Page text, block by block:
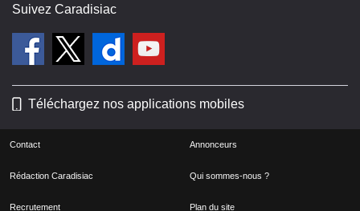
Suivez Caradisiac
Téléchargez nos applications mobiles
Contact Annonceurs
Rédaction Caradisiac Qui sommes-nous ?
Recrutement Plan du site